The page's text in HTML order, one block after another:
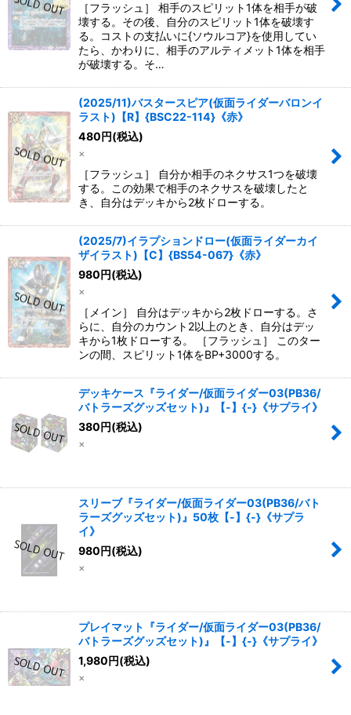
［フラッシュ］ 相手のスピリット1体を相手が破
壊する。その後、自分のスピリット1体を破壊す
る。コストの支払いに{ソウルコア}を使用してい
たら、かわりに、相手のアルティメット1体を相手
が破壊する。そ…
(2025/11)バスタースピア(仮面ライダーバロンイ
ラスト)【R】{BSC22-114}《赤》
480 円(税込)
×
［フラッシュ］ 自分か相手のネクサス1つを破壊
する。この効果で相手のネクサスを破壊したと
き、自分はデッキから2枚ドローする。
(2025/7)イラプションドロー(仮面ライダーカイ
ザイラスト)【C】{BS54-067}《赤》
980 円(税込)
×
［メイン］ 自分はデッキから2枚ドローする。さ
らに、自分のカウント2以上のとき、自分はデッ
キから1枚ドローする。 ［フラッシュ］ このター
ンの間、スピリット1体をBP+3000する。
デッキケース『ライダー/仮面ライダー03(PB36/
バトラーズグッズセット)』【-】{-}《サプライ》
380 円(税込)
×
スリーブ『ライダー/仮面ライダー03(PB36/バト
ラーズグッズセット)』50枚【-】{-}《サプラ
イ》
980 円(税込)
×
プレイマット『ライダー/仮面ライダー03(PB36/
バトラーズグッズセット)』【-】{-}《サプライ》
1,980 円(税込)
×